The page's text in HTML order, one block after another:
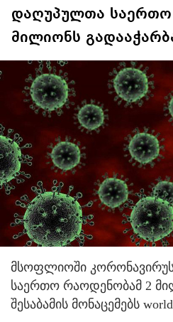
დაღუპულთა
მილიონს
მსოფლიოში
საერთო რაოდენობამ 2
შესაბამის მონაცემებს